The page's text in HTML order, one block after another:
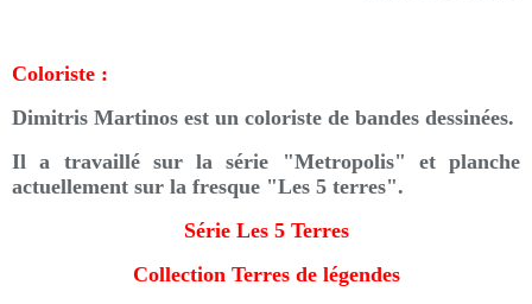
Coloriste :
Dimitris Martinos est un coloriste de bandes dessinées.
Il a travaillé sur la série "Metropolis" et planche
actuellement sur la fresque "Les 5 terres".
Série Les 5 Terres
Collection Terres de légendes